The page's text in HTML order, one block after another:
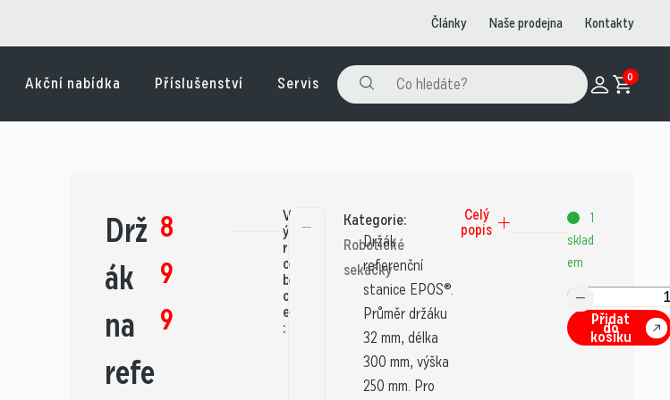
Články Naše prodejna Kontakty
Akční nabídka Příslušenství Servis 0
Drž
ák
na
refe
8
9
9
V
ý
r
o
b
c
e
:
Kategorie:
Robotické
sekačky
Držák
referenční
stanice EPOS®.
Průměr držáku
32 mm, délka
300 mm, výška
250 mm. Pro
Celý
popis
1
sklad
em
Přidat
do
košíku